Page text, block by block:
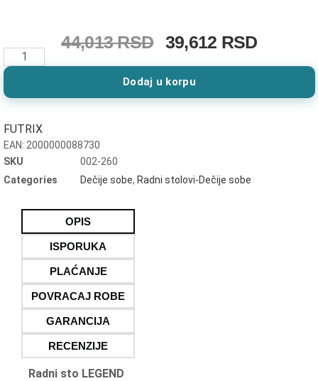
44,013RSD 39,612 RSD
Dodaj u korpu
FUTRIX
EAN: 2000000088730
SKU
002-260
Categories
Dečije sobe, Radni stolovi-Dečije sobe
OPIS
ISPORUKA
PLAĆANJE
POVRACAJ ROBE
GARANCIJA
RECENZIJE
Radni sto LEGEND